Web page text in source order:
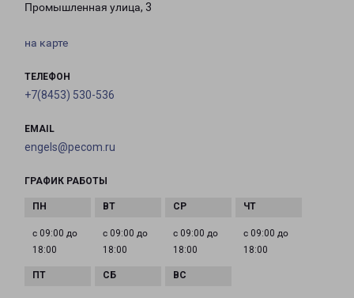
Промышленная улица, 3
на карте
ТЕЛЕФОН
+7(8453) 530-536
EMAIL
engels@pecom.ru
ГРАФИК РАБОТЫ
с 09:00 до
18:00
с 09:00 до
18:00
с 09:00 до
18:00
с 09:00 до
18:00